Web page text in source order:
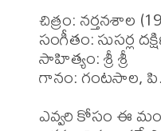
చిత్రం: నర్తనశాల
సంగీతం: సుసర్ల
సాహిత్యం: శ్రీ శ్రీ
గానం: గంటసాల,
ఎవ్వరి కోసం ఈ